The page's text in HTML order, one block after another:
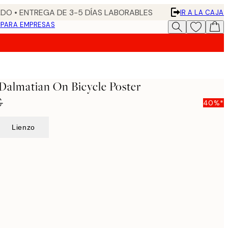
• ENTREGA DE 3-5 DÍAS LABORABLES
IR A LA CAJA
PARA EMPRESAS
On Bicycle Poster
40%*
Lienzo